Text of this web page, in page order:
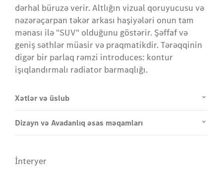
dərhal büruzə verir. Altlığın vizual qoruyucusu və
nəzərəçarpan təkər arkası haşiyələri onun tam
mənası ilə "SUV" olduğunu göstərir. Şəffaf və
geniş səthlər müasir və praqmatikdir. Tərəqqinin
digər bir parlaq rəmzi introduces: kontur
işıqlandırmalı radiator barmaqlığı.
Xətlər və üslub
Dizayn və Avadanlıq əsas məqamları
İnteryer